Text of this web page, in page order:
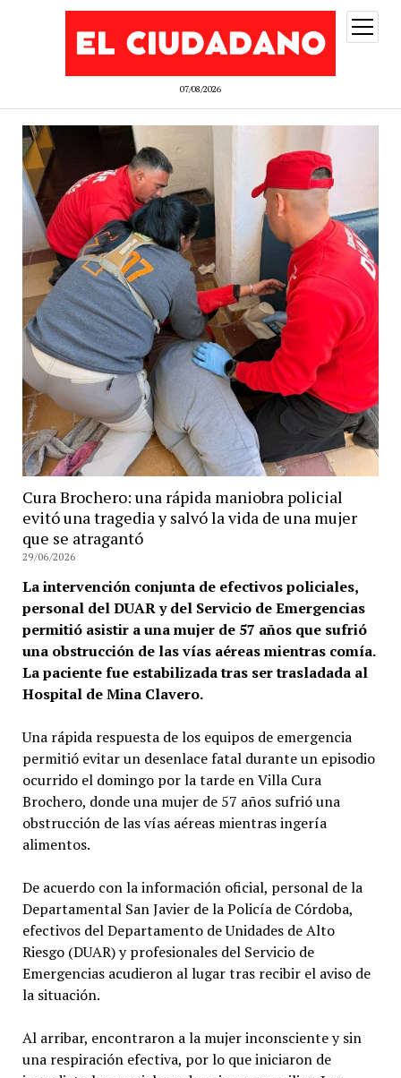
07/08/2026
abrir
menú
Cura Brochero: una rápida maniobra policial
evitó una tragedia y salvó la vida de una mujer
que se atragantó
29/06/2026
La intervención conjunta de efectivos policiales,
personal del DUAR y del Servicio de Emergencias
permitió asistir a una mujer de 57 años que sufrió
una obstrucción de las vías aéreas mientras comía.
La paciente fue estabilizada tras ser trasladada al
Hospital de Mina Clavero.
Una rápida respuesta de los equipos de emergencia
permitió evitar un desenlace fatal durante un episodio
ocurrido el domingo por la tarde en Villa Cura
Brochero, donde una mujer de 57 años sufrió una
obstrucción de las vías aéreas mientras ingería
alimentos.
De acuerdo con la información oficial, personal de la
Departamental San Javier de la Policía de Córdoba,
efectivos del Departamento de Unidades de Alto
Riesgo (DUAR) y profesionales del Servicio de
Emergencias acudieron al lugar tras recibir el aviso de
la situación.
Al arribar, encontraron a la mujer inconsciente y sin
una respiración efectiva, por lo que iniciaron de